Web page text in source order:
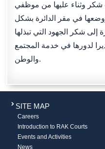
شكر وثناء عليها من موظفي
في مقر الدائرة بشكل
إلى شكر الجهود التي تبذلها
لدورها في خدمة المجتمع
والوطن.
SITE MAP
Careers
Introduction to RAK Courts
Events and Activities
News